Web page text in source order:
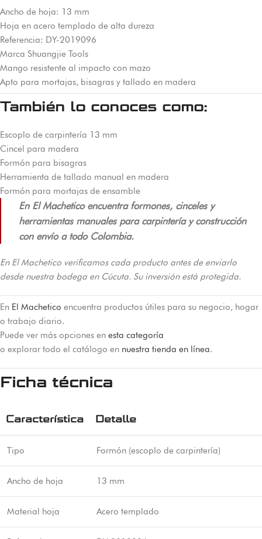
Ancho de hoja: 13 mm
Hoja en acero templado de alta dureza
Referencia: DY-2019096
Marca Shuangjie Tools
Mango resistente al impacto con mazo
Apto para mortajas, bisagras y tallado en madera
También lo conoces como:
Escoplo de carpintería 13 mm
Cincel para madera
Formón para bisagras
Herramienta de tallado manual en madera
Formón para mortajas de ensamble
En El Machetico encuentra formones, cinceles y
herramientas manuales para carpintería y construcción
con envío a todo Colombia.
En El Machetico verificamos cada producto antes de enviarlo
desde nuestra bodega en Cúcuta. Su inversión está protegida.
En El Machetico encuentra productos útiles para su negocio, hogar
o trabajo diario.
Puede ver más opciones en esta categoría
o explorar todo el catálogo en nuestra tienda en línea.
Ficha técnica
Característica Detalle
Tipo Formón (escoplo de carpintería)
Ancho de hoja 13 mm
Material hoja Acero templado